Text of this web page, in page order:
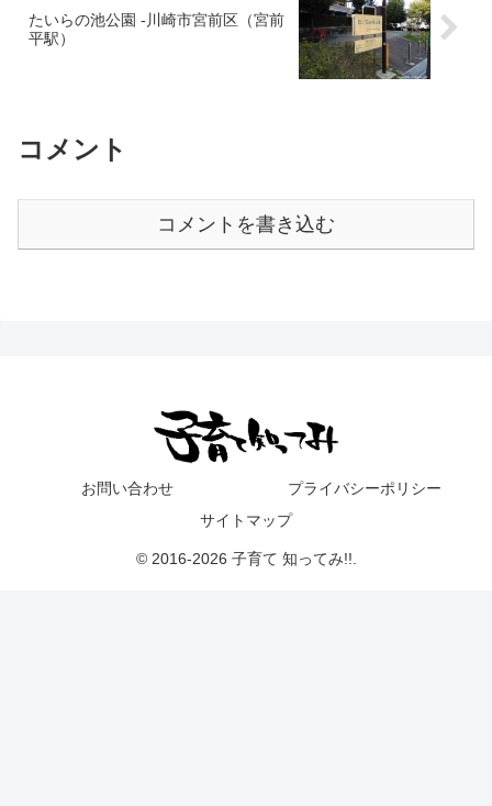
たいらの池公園 -川崎市宮前区（宮前
平駅）
コメント
コメントを書き込む
お問い合わせ
プライバシーポリシー
サイトマップ
© 2016-2026 子育て 知ってみ!!.